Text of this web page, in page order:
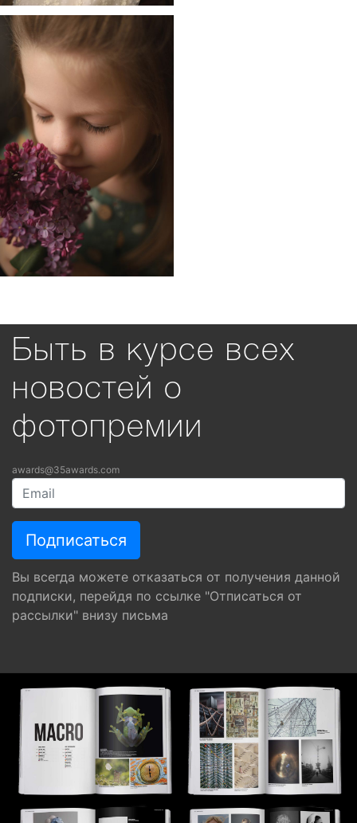
Быть в курсе всех
новостей о
фотопремии
awards@35awards.com
Вы всегда можете отказаться от получения данной
подписки, перейдя по ссылке "Отписаться от
рассылки" внизу письма